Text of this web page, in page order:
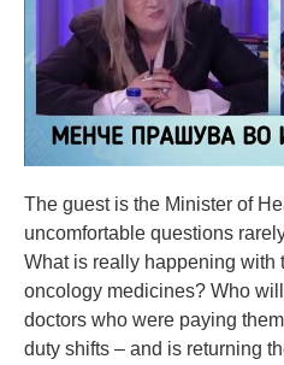
The guest is the Minister of
uncomfortable questions
What is really happening with
oncology medicines? Who
doctors who were paying
duty shifts – and is returning